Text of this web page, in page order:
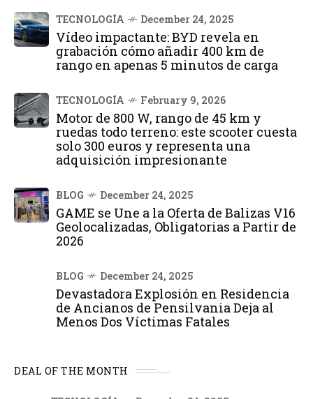
TECNOLOGÍA December 24, 2025
Vídeo impactante: BYD revela en
grabación cómo añadir 400 km de
rango en apenas 5 minutos de carga
TECNOLOGÍA February 9, 2026
Motor de 800 W, rango de 45 km y
ruedas todo terreno: este scooter cuesta
solo 300 euros y representa una
adquisición impresionante
BLOG December 24, 2025
GAME se Une a la Oferta de Balizas V16
Geolocalizadas, Obligatorias a Partir de
2026
BLOG December 24, 2025
Devastadora Explosión en Residencia
de Ancianos de Pensilvania Deja al
Menos Dos Víctimas Fatales
DEAL OF THE MONTH